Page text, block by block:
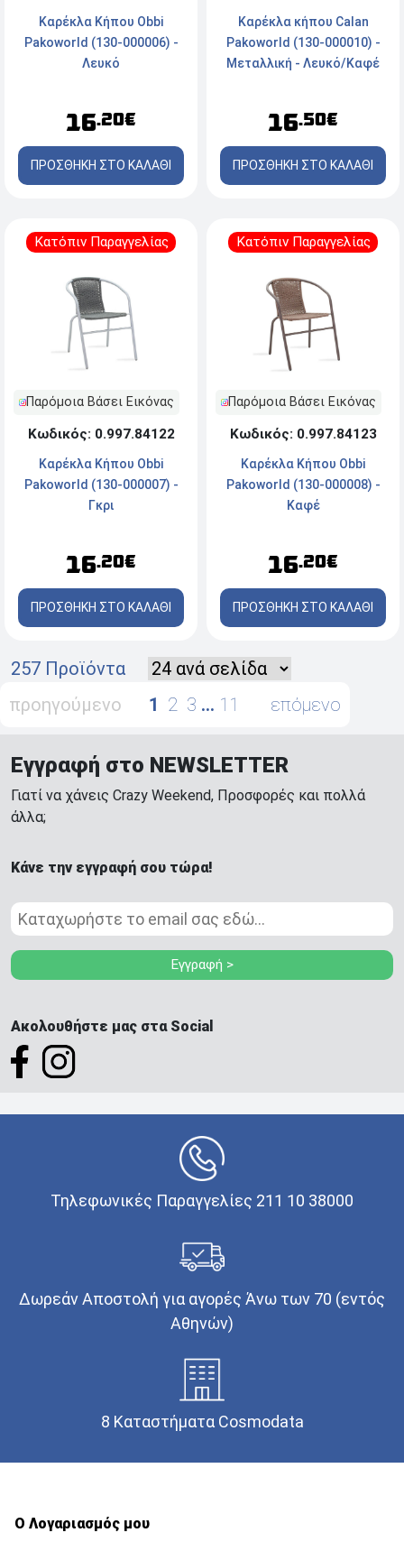
Καρέκλα Κήπου Obbi
Pakoworld (130-000006) -
Λευκό
16.20€
ΠΡΟΣΘΗΚΗ ΣΤΟ ΚΑΛΑΘΙ
Καρέκλα κήπου Calan
Pakoworld (130-000010) -
Μεταλλική - Λευκό/Καφέ
16.50€
ΠΡΟΣΘΗΚΗ ΣΤΟ ΚΑΛΑΘΙ
Κατόπιν Παραγγελίας
Παρόμοια Βάσει Εικόνας
Κωδικός: 0.997.84122
Καρέκλα Κήπου Obbi
Pakoworld (130-000007) -
Γκρι
16.20€
ΠΡΟΣΘΗΚΗ ΣΤΟ ΚΑΛΑΘΙ
Κατόπιν Παραγγελίας
Παρόμοια Βάσει Εικόνας
Κωδικός: 0.997.84123
Καρέκλα Κήπου Obbi
Pakoworld (130-000008) -
Καφέ
16.20€
ΠΡΟΣΘΗΚΗ ΣΤΟ ΚΑΛΑΘΙ
257 Προϊόντα
προηγούμενο
1 2 3 … 11 επόμενο
Εγγραφή στο NEWSLETTER
Γιατί να χάνεις Crazy Weekend, Προσφορές και πολλά
άλλα;
Κάνε την εγγραφή σου τώρα!
Εγγραφή >
Ακολουθήστε μας στα Social
Τηλεφωνικές Παραγγελίες 211 10 38000
Δωρεάν Αποστολή για αγορές Άνω των 70 (εντός
Αθηνών)
8 Καταστήματα Cosmodata
Ο Λογαριασμός μου